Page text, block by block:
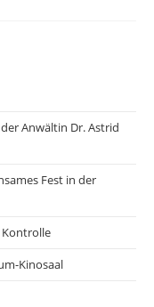
Anwältin Dr. Astrid
Fest in der
Kontrolle
Kinosaal